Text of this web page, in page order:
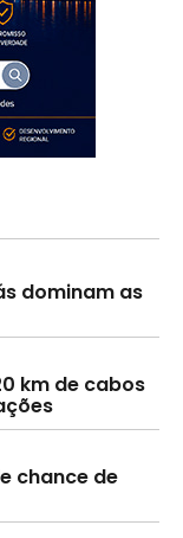
dominam as
km de cabos
chance de